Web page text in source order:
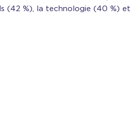
(42 %), la technologie (40 %) et